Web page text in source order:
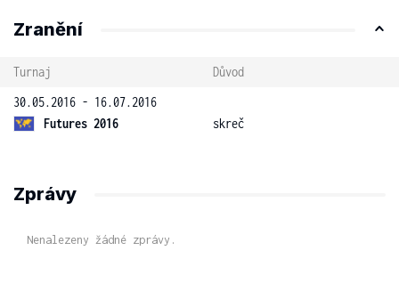
Zranění
Turnaj
Důvod
30.05.2016 - 16.07.2016
Futures 2016
skreč
Zprávy
Nenalezeny žádné zprávy.